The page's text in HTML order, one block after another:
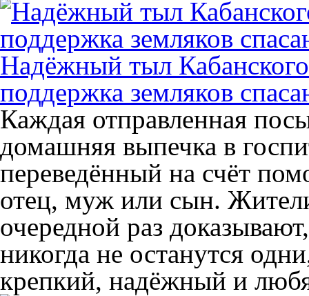
Надёжный тыл
поддержка земляков
Каждая отправленная
домашняя выпечка в
переведённый на счёт
отец, муж или сын.
очередной раз
никогда не останутся
крепкий, надёжный и